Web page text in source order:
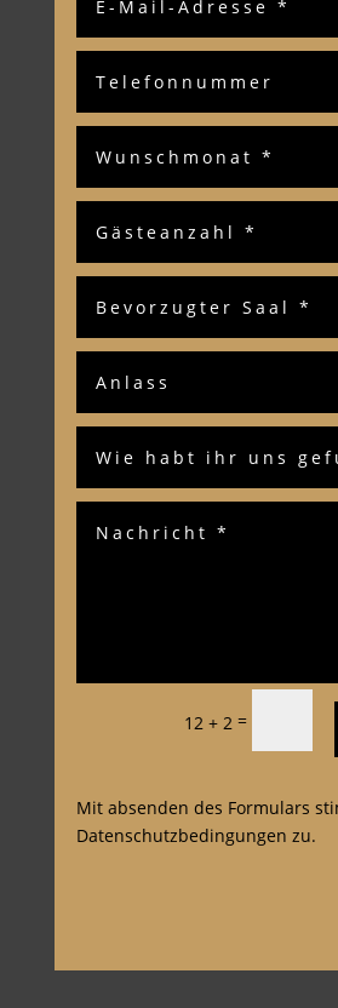
12 + 2 =
Mit absenden des Formulars
Datenschutzbedingungen zu.